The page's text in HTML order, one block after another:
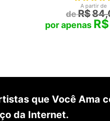
A partir de
R$
R$
que Você Ama
da Internet.